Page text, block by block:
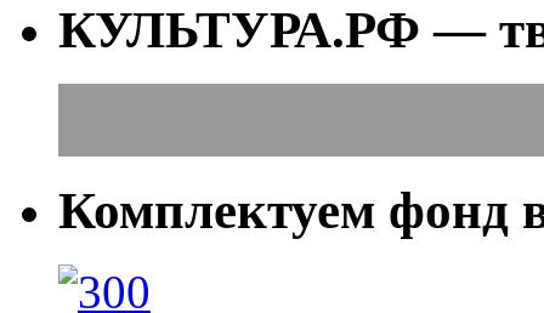
КУЛЬТУРА.РФ —
Комплектуем фонд